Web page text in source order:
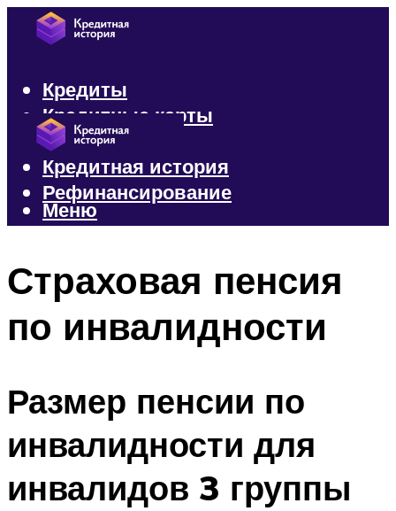
Кредиты
Кредитные карты
Микрозаймы
Кредитная история
Рефинансирование
Меню
Страховая пенсия
по инвалидности
Размер пенсии по
инвалидности для
инвалидов 3 группы